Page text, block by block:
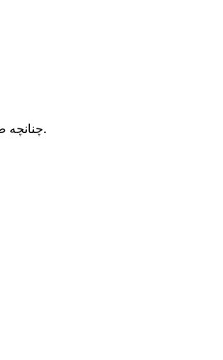
چنانچهبا شرکت سرورپارس تماس حاصل نمایید.